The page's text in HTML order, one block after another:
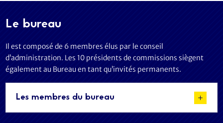
Le bureau
Il est composé de 6 membres élus par le conseil
d’administration. Les 10 présidents de commissions siègent
également au Bureau en tant qu’invités permanents.
Les membres du bureau